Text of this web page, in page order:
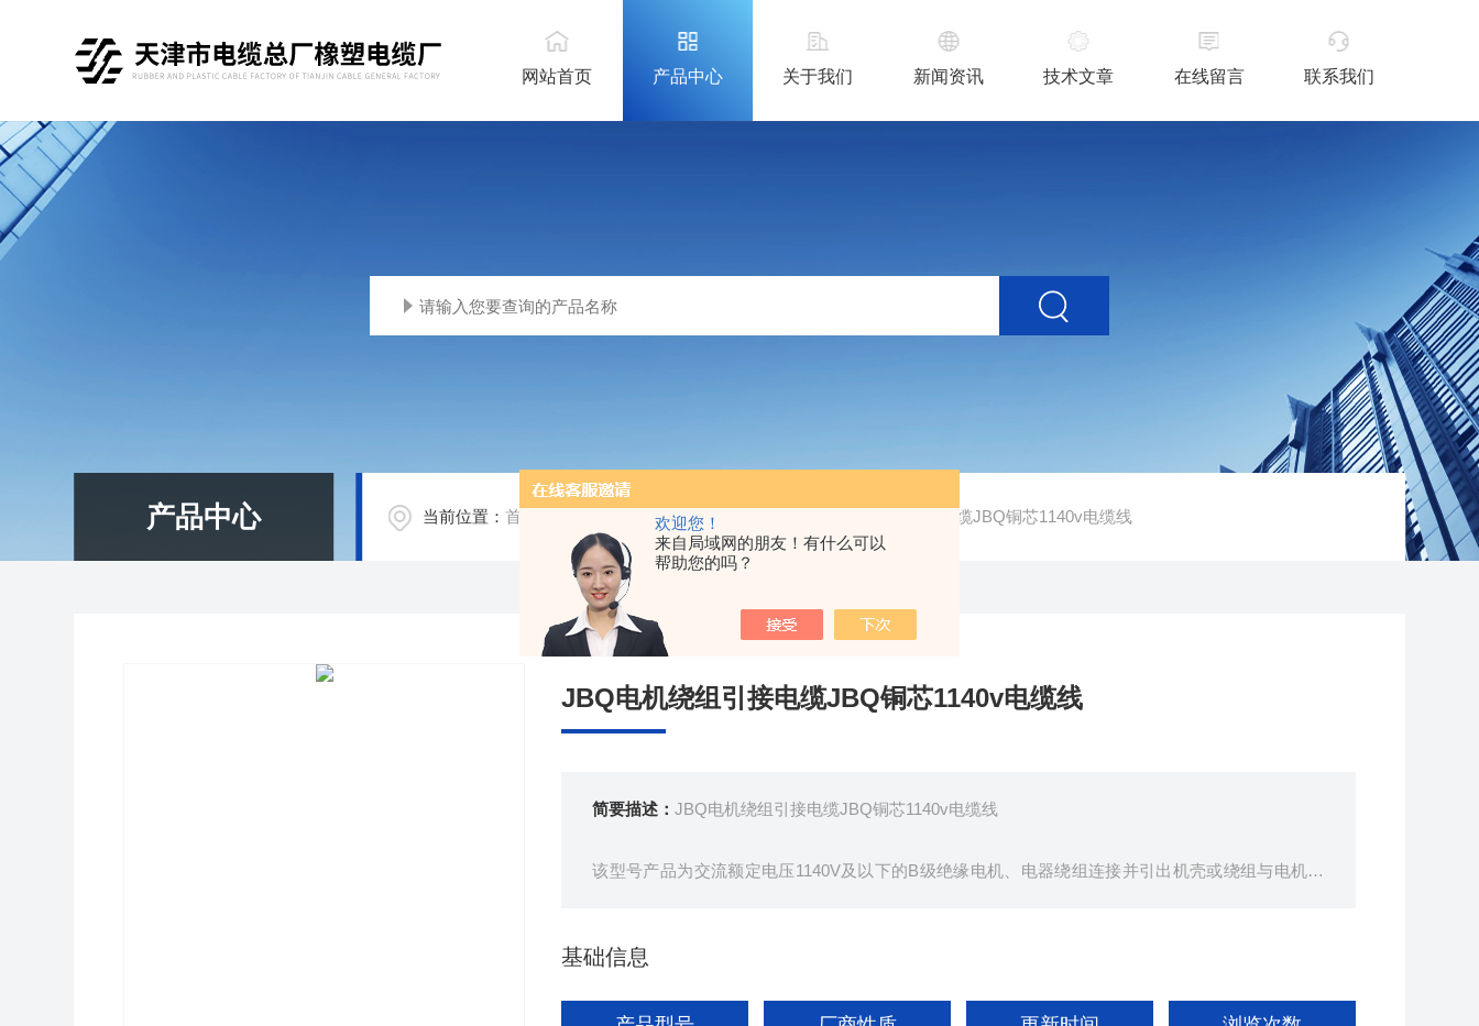
欢迎您！
来自局域网的朋友！有什么可以
帮助您的吗？
网站首页 产品中心 关于我们 新闻资讯 技术文章 在线留言 联系我们
产品中心 当前位置：首页 / /电机引出线 / 源头JBQ电机绕组引接电缆JBQ铜芯1140v电缆线
JBQ电机绕组引接电缆JBQ铜芯1140v电缆线
简要描述：JBQ电机绕组引接电缆JBQ铜芯1140v电缆线
该型号产品为交流额定电压1140V及以下的B级绝缘电机、电器绕组连接并引出机壳或绕组与电机壳
基础信息